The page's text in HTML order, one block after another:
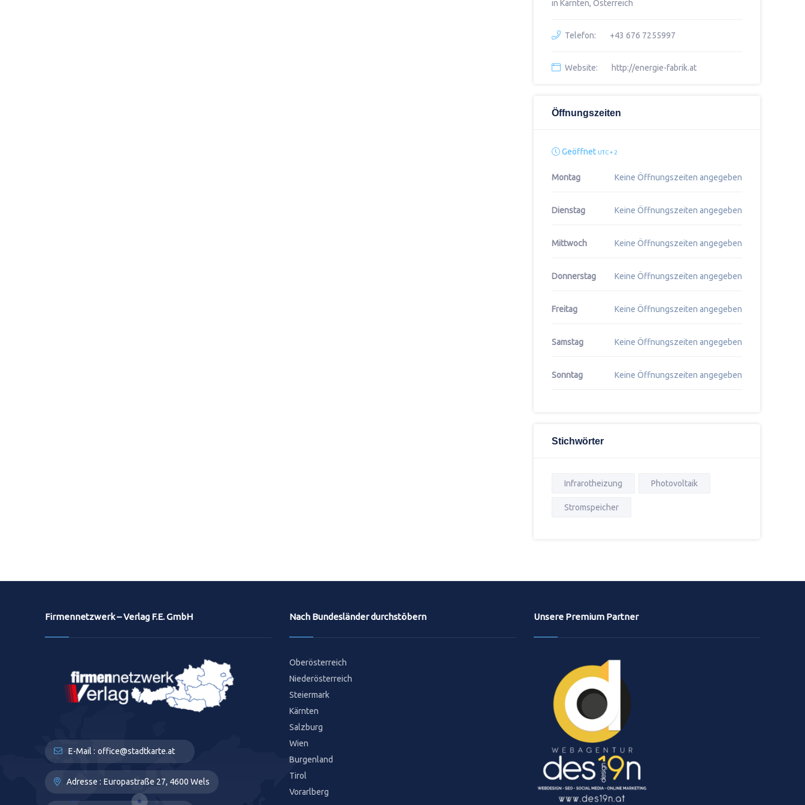
in Kärnten, Österreich
Telefon: +43 676 7255997
Website: http://energie-fabrik.at
Öffnungszeiten
Geöffnet UTC + 2
Montag Keine Öffnungszeiten angegeben
Dienstag Keine Öffnungszeiten angegeben
Mittwoch Keine Öffnungszeiten angegeben
Donnerstag Keine Öffnungszeiten angegeben
Freitag Keine Öffnungszeiten angegeben
Samstag Keine Öffnungszeiten angegeben
Sonntag Keine Öffnungszeiten angegeben
Stichwörter
Infrarotheizung Photovoltaik
Stromspeicher
Firmennetzwerk – Verlag F.E. GmbH
E-Mail : office@stadtkarte.at
Adresse : Europastraße 27, 4600 Wels
Nach Bundesländer durchstöbern
Oberösterreich
Niederösterreich
Steiermark
Kärnten
Salzburg
Wien
Burgenland
Tirol
Vorarlberg
Unsere Premium Partner